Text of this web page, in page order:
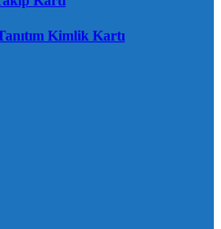
Kimlik Kartı